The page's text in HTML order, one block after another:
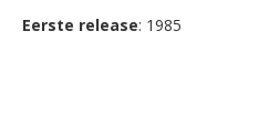
Eerste release: 1985